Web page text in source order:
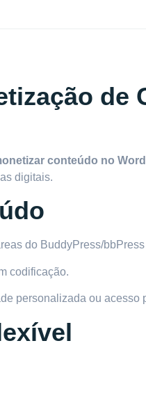
de
conteúdo no
digitais.
do BuddyPress/bbPress
codificação.
personalizada ou acesso